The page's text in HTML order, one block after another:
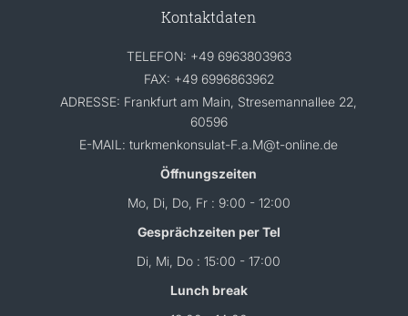
Kontaktdaten
TELEFON: +49 6963803963
FAX: +49 6996863962
ADRESSE: Frankfurt am Main, Stresemannallee 22,
60596
E-MAIL: turkmenkonsulat-F.a.M@t-online.de
Öffnungszeiten
Mo, Di, Do, Fr : 9:00 - 12:00
Gesprächzeiten per Tel
Di, Mi, Do : 15:00 - 17:00
Lunch break